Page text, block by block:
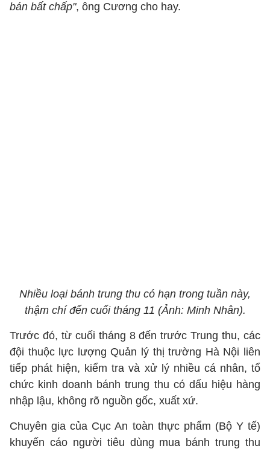
bán bất chấp", ông Cương cho hay.
Nhiều loại bánh trung thu có hạn trong tuần này,
thậm chí đến cuối tháng 11 (Ảnh: Minh Nhân).
Trước đó, từ cuối tháng 8 đến trước Trung thu, các
đội thuộc lực lượng Quản lý thị trường Hà Nội liên
tiếp phát hiện, kiểm tra và xử lý nhiều cá nhân, tổ
chức kinh doanh bánh trung thu có dấu hiệu hàng
nhập lậu, không rõ nguồn gốc, xuất xứ.
Chuyên gia của Cục An toàn thực phẩm (Bộ Y tế)
khuyến cáo người tiêu dùng mua bánh trung thu